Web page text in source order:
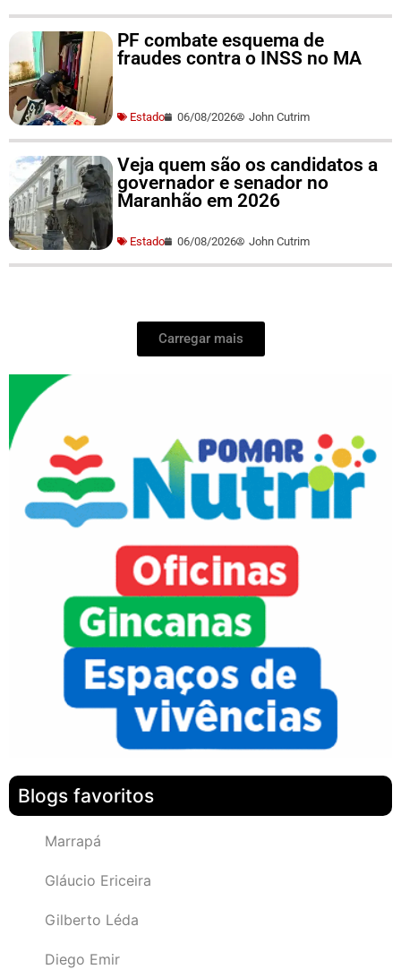
PF combate esquema de
fraudes contra o INSS no MA
Estado 06/08/2026 John Cutrim
Veja quem são os candidatos a
governador e senador no
Maranhão em 2026
Estado 06/08/2026 John Cutrim
Carregar mais
Blogs favoritos
Marrapá
Gláucio Ericeira
Gilberto Léda
Diego Emir